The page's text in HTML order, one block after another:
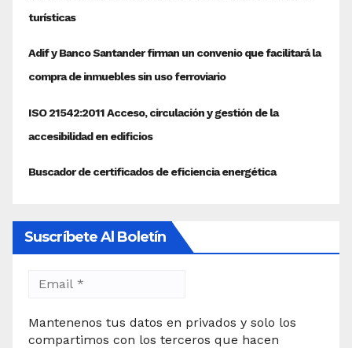
Suscríbete Al Boletín
Mantenenos tus datos en privados y solo los
compartimos con los terceros que hacen